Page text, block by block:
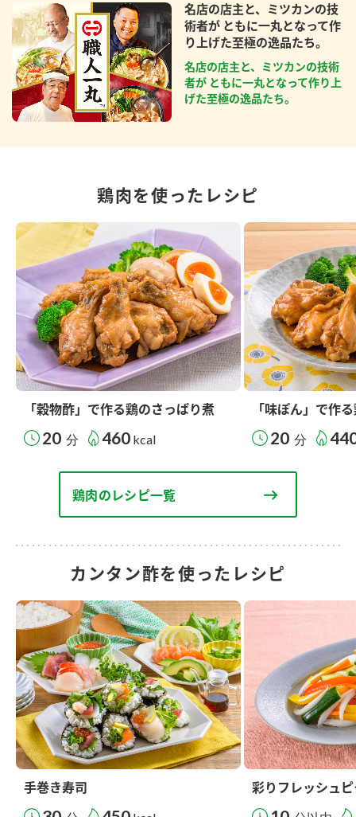
名店の店主と、ミツカンの技
術者が ともに一丸となって作
り上げた至極の逸品たち。
名店の店主と、ミツカンの技術
者が ともに一丸となって作り上
げた至極の逸品たち。
鶏肉を使ったレシピ
「穀物酢」で作る鶏のさっぱり煮
20 分 460 kcal
「味ぽん」で作
20 分
鶏肉のレシピ一覧
カンタン酢を使ったレシピ
手巻き寿司 彩りフレッシュ